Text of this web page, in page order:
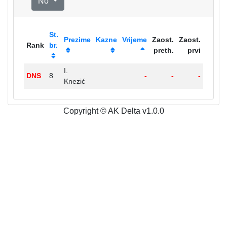
Rank
St.
br.
Prezime Kazne Vrijeme
Zaost.
preth.
Zaost.
prvi
DNS 8
I.
Knezić
- - -
Copyright © AK Delta v1.0.0